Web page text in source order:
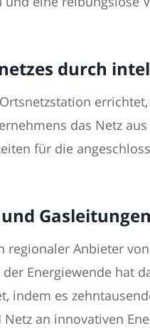
durch
das Netz
für die
regionaler Anbieter
Energiewende hat
indem es
an innovativen